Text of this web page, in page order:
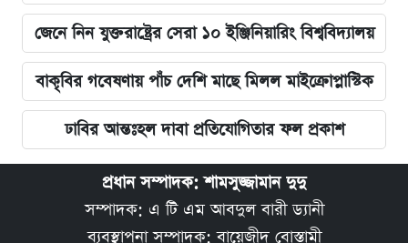
জেনে নিন যুক্তরাষ্ট্রের সেরা ১০ ইঞ্জিনিয়ারিং বিশ্ববিদ্যালয়
বাকৃবির গবেষণায় পাঁচ দেশি মাছে মিলল মাইক্রোপ্লাস্টিক
ঢাবির আন্তঃহল দাবা প্রতিযোগিতার ফল প্রকাশ
প্রধান সম্পাদক: শামসুজ্জামান দুদু
সম্পাদক: এ টি এম আবদুল বারী ড্যানী
ব্যবস্থাপনা সম্পাদক: বায়েজীদ বোস্তামী